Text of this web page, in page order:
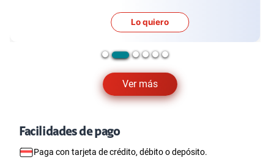
Ver más
Lo quiero
Facilidades de pago
Paga con tarjeta de crédito, débito o depósito.